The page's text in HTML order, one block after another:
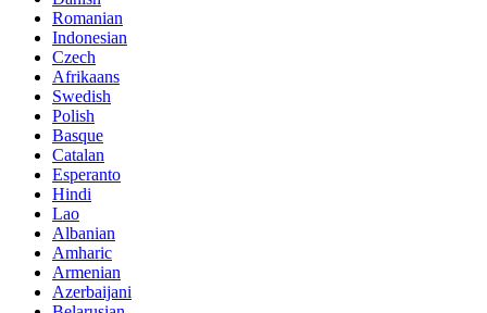
Romanian
Indonesian
Czech
Afrikaans
Swedish
Polish
Basque
Catalan
Esperanto
Hindi
Lao
Albanian
Amharic
Armenian
Azerbaijani